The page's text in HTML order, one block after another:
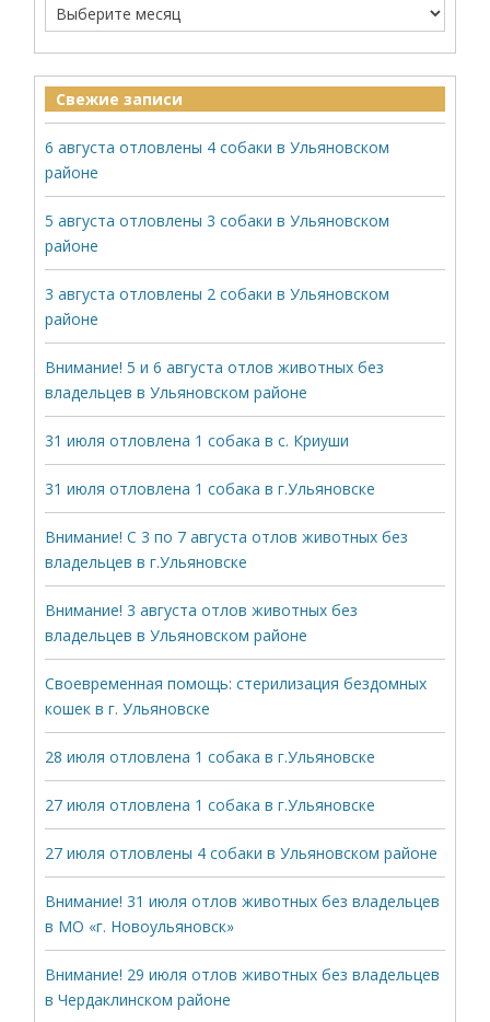
Свежие записи
6 августа отловлены 4 собаки в Ульяновском
районе
5 августа отловлены 3 собаки в Ульяновском
районе
3 августа отловлены 2 собаки в Ульяновском
районе
Внимание! 5 и 6 августа отлов животных без
владельцев в Ульяновском районе
31 июля отловлена 1 собака в с. Криуши
31 июля отловлена 1 собака в г.Ульяновске
Внимание! С 3 по 7 августа отлов животных без
владельцев в г.Ульяновске
Внимание! 3 августа отлов животных без
владельцев в Ульяновском районе
Своевременная помощь: стерилизация бездомных
кошек в г. Ульяновске
28 июля отловлена 1 собака в г.Ульяновске
27 июля отловлена 1 собака в г.Ульяновске
27 июля отловлены 4 собаки в Ульяновском районе
Внимание! 31 июля отлов животных без владельцев
в МО «г. Новоульяновск»
Внимание! 29 июля отлов животных без владельцев
в Чердаклинском районе